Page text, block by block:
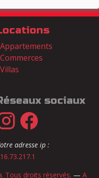
Appartements
Commerces
Villas
sociaux
adresse ip :
Tous droits réservés. — A